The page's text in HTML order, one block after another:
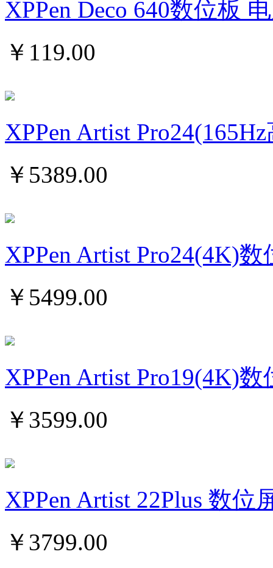
XPPen Deco 640数位板
￥ 119.00
XPPen Artist
￥ 5389.00
XPPen Artist Pro24(4K)
￥ 5499.00
XPPen Artist Pro19(4K)
￥ 3599.00
XPPen Artist 22Plus 数位
￥ 3799.00